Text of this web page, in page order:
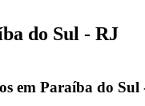
do Sul - RJ
em Paraíba do Sul